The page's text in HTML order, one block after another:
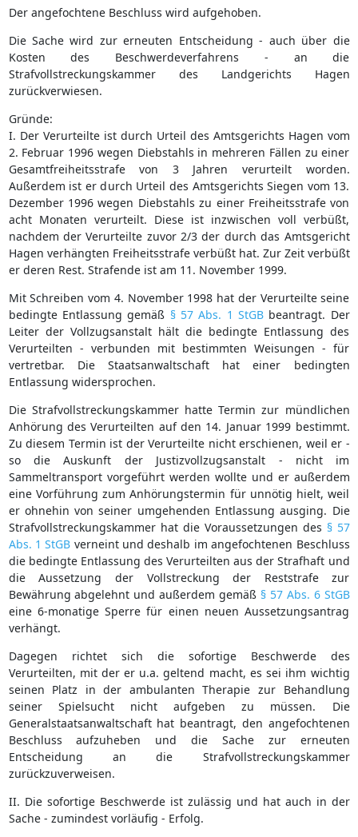
Der angefochtene Beschluss wird aufgehoben.
Die Sache wird zur erneuten Entscheidung - auch über die
Kosten des Beschwerdeverfahrens - an die
Strafvollstreckungskammer des Landgerichts Hagen
zurückverwiesen.
Gründe:
I. Der Verurteilte ist durch Urteil des Amtsgerichts Hagen vom
2. Februar 1996 wegen Diebstahls in mehreren Fällen zu einer
Gesamtfreiheitsstrafe von 3 Jahren verurteilt worden.
Außerdem ist er durch Urteil des Amtsgerichts Siegen vom 13.
Dezember 1996 wegen Diebstahls zu einer Freiheitsstrafe von
acht Monaten verurteilt. Diese ist inzwischen voll verbüßt,
nachdem der Verurteilte zuvor 2/3 der durch das Amtsgericht
Hagen verhängten Freiheitsstrafe verbüßt hat. Zur Zeit verbüßt
er deren Rest. Strafende ist am 11. November 1999.
Mit Schreiben vom 4. November 1998 hat der Verurteilte seine
bedingte Entlassung gemäß § 57 Abs. 1 StGBbeantragt. Der
Leiter der Vollzugsanstalt hält die bedingte Entlassung des
Verurteilten - verbunden mit bestimmten Weisungen - für
vertretbar. Die Staatsanwaltschaft hat einer bedingten
Entlassung widersprochen.
Die Strafvollstreckungskammer hatte Termin zur mündlichen
Anhörung des Verurteilten auf den 14. Januar 1999 bestimmt.
Zu diesem Termin ist der Verurteilte nicht erschienen, weil er -
so die Auskunft der Justizvollzugsanstalt - nicht im
Sammeltransport vorgeführt werden wollte und er außerdem
eine Vorführung zum Anhörungstermin für unnötig hielt, weil
er ohnehin von seiner umgehenden Entlassung ausging. Die
Strafvollstreckungskammer hat die Voraussetzungen des § 57
Abs. 1 StGB verneint und deshalb im angefochtenen Beschluss
die bedingte Entlassung des Verurteilten aus der Strafhaft und
die Aussetzung der Vollstreckung der Reststrafe zur
Bewährung abgelehnt und außerdem gemäß § 57 Abs. 6 StGB
eine 6-monatige Sperre für einen neuen Aussetzungsantrag
verhängt.
Dagegen richtet sich die sofortige Beschwerde des
Verurteilten, mit der er u.a. geltend macht, es sei ihm wichtig
seinen Platz in der ambulanten Therapie zur Behandlung
seiner Spielsucht nicht aufgeben zu müssen. Die
Generalstaatsanwaltschaft hat beantragt, den angefochtenen
Beschluss aufzuheben und die Sache zur erneuten
Entscheidung an die Strafvollstreckungskammer
zurückzuverweisen.
II. Die sofortige Beschwerde ist zulässig und hat auch in der
Sache - zumindest vorläufig - Erfolg.